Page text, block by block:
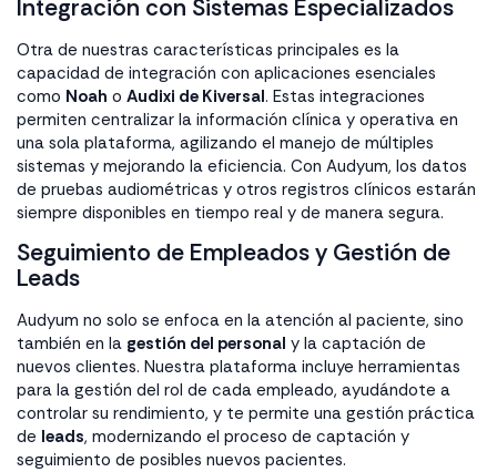
Integración con Sistemas Especializados
Otra de nuestras características principales es la
capacidad de integración con aplicaciones esenciales
como Noah o Audixi de Kiversal. Estas integraciones
permiten centralizar la información clínica y operativa en
una sola plataforma, agilizando el manejo de múltiples
sistemas y mejorando la eficiencia. Con Audyum, los datos
de pruebas audiométricas y otros registros clínicos estarán
siempre disponibles en tiempo real y de manera segura.
Seguimiento de Empleados y Gestión de
Leads
Audyum no solo se enfoca en la atención al paciente, sino
también en la gestión del personal y la captación de
nuevos clientes. Nuestra plataforma incluye herramientas
para la gestión del rol de cada empleado, ayudándote a
controlar su rendimiento, y te permite una gestión práctica
de leads, modernizando el proceso de captación y
seguimiento de posibles nuevos pacientes.